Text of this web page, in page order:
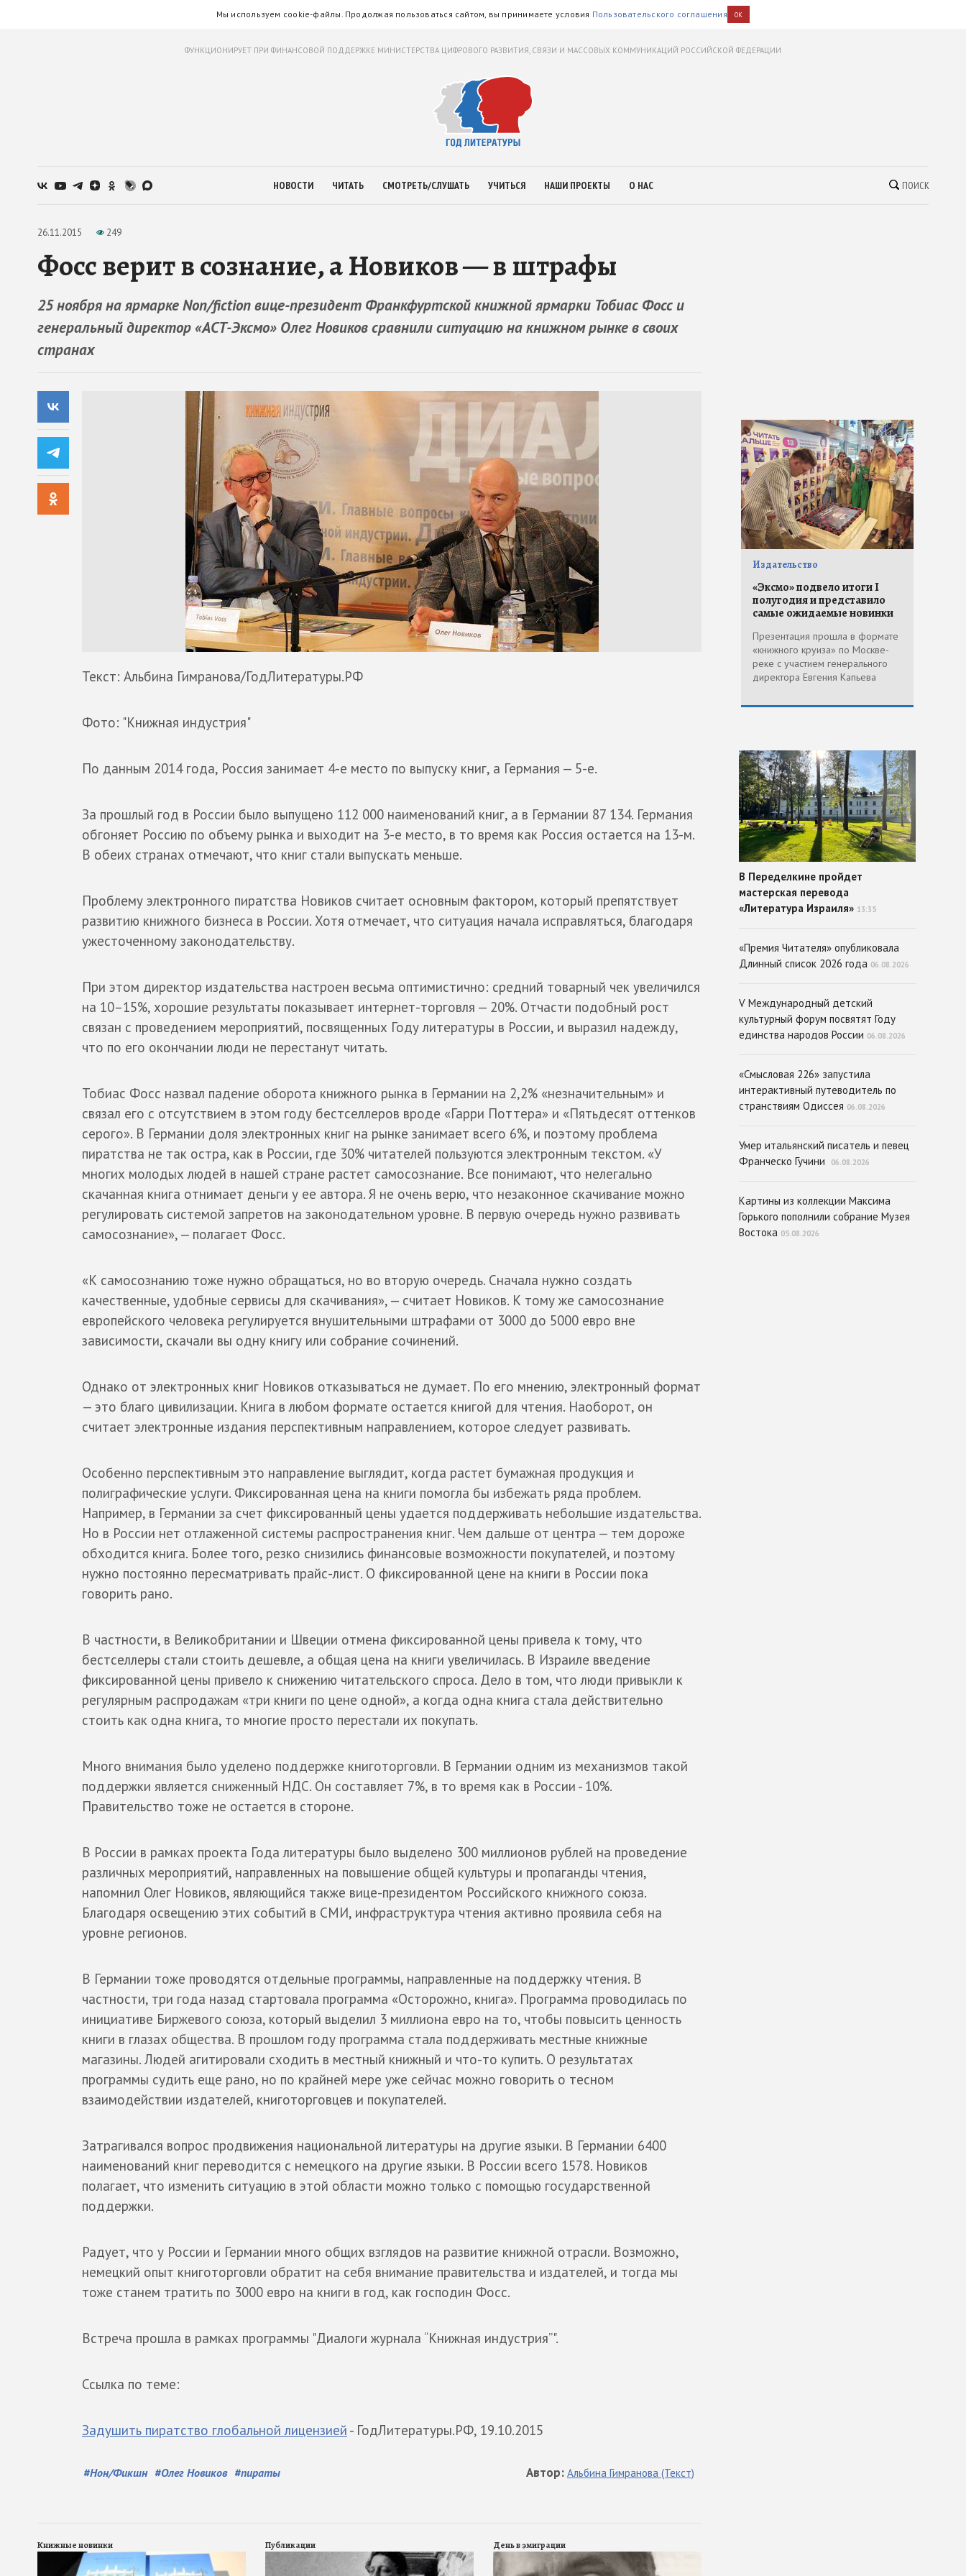
Мы используем cookie-файлы. Продолжая пользоваться сайтом, вы принимаете условия Пользовательского соглашения OK
ФУНКЦИОНИРУЕТ ПРИ ФИНАНСОВОЙ ПОДДЕРЖКЕ МИНИСТЕРСТВА ЦИФРОВОГО РАЗВИТИЯ, СВЯЗИ И МАССОВЫХ КОММУНИКАЦИЙ РОССИЙСКОЙ ФЕДЕРАЦИИ
НОВОСТИ ЧИТАТЬ СМОТРЕТЬ/СЛУШАТЬ УЧИТЬСЯ НАШИ ПРОЕКТЫ О НАС ПОИСК
26.11.2015 249
Фосс верит в сознание, а Новиков — в штрафы
25 ноября на ярмарке Non/fiction вице-президент Франкфуртской книжной ярмарки Тобиас Фосс и
генеральный директор «AСТ-Эксмо» Олег Новиков сравнили ситуацию на книжном рынке в своих
странах
Текст: Альбина Гимранова/ГодЛитературы.РФ
Фото: "Книжная индустрия"
По данным 2014 года, Россия занимает 4-е место по выпуску книг, а Германия — 5-е.
За прошлый год в России было выпущено 112 000 наименований книг, а в Германии 87 134. Германия
обгоняет Россию по объему рынка и выходит на 3-е место, в то время как Россия остается на 13-м.
В обеих странах отмечают, что книг стали выпускать меньше.
Проблему электронного пиратства Новиков считает основным фактором, который препятствует
развитию книжного бизнеса в России. Хотя отмечает, что ситуация начала исправляться, благодаря
ужесточенному законодательству.
При этом директор издательства настроен весьма оптимистично: средний товарный чек увеличился
на 10–15%, хорошие результаты показывает интернет-торговля — 20%. Отчасти подобный рост
связан с проведением мероприятий, посвященных Году литературы в России, и выразил надежду,
что по его окончании люди не перестанут читать.
Тобиас Фосс назвал падение оборота книжного рынка в Германии на 2,2% «незначительным» и
связал его с отсутствием в этом году бестселлеров вроде «Гарри Поттера» и «Пятьдесят оттенков
серого». В Германии доля электронных книг на рынке занимает всего 6%, и поэтому проблема
пиратства не так остра, как в России, где 30% читателей пользуются электронным текстом. «У
многих молодых людей в нашей стране растет самосознание. Все понимают, что нелегально
скачанная книга отнимает деньги у ее автора. Я не очень верю, что незаконное скачивание можно
регулировать системой запретов на законодательном уровне. В первую очередь нужно развивать
самосознание», — полагает Фосс.
«К самосознанию тоже нужно обращаться, но во вторую очередь. Сначала нужно создать
качественные, удобные сервисы для скачивания», — считает Новиков. К тому же самосознание
европейского человека регулируется внушительными штрафами от 3000 до 5000 евро вне
зависимости, скачали вы одну книгу или собрание сочинений.
Однако от электронных книг Новиков отказываться не думает. По его мнению, электронный формат
— это благо цивилизации. Книга в любом формате остается книгой для чтения. Наоборот, он
считает электронные издания перспективным направлением, которое следует развивать.
Особенно перспективным это направление выглядит, когда растет бумажная продукция и
полиграфические услуги. Фиксированная цена на книги помогла бы избежать ряда проблем.
Например, в Германии за счет фиксированный цены удается поддерживать небольшие издательства.
Но в России нет отлаженной системы распространения книг. Чем дальше от центра — тем дороже
обходится книга. Более того, резко снизились финансовые возможности покупателей, и поэтому
нужно постоянно пересматривать прайс-лист. О фиксированной цене на книги в России пока
говорить рано.
В частности, в Великобритании и Швеции отмена фиксированной цены привела к тому, что
бестселлеры стали стоить дешевле, а общая цена на книги увеличилась. В Израиле введение
фиксированной цены привело к снижению читательского спроса. Дело в том, что люди привыкли к
регулярным распродажам «три книги по цене одной», а когда одна книга стала действительно
стоить как одна книга, то многие просто перестали их покупать.
Много внимания было уделено поддержке книготорговли. В Германии одним из механизмов такой
поддержки является сниженный НДС. Он составляет 7%, в то время как в России - 10%.
Правительство тоже не остается в стороне.
В России в рамках проекта Года литературы было выделено 300 миллионов рублей на проведение
различных мероприятий, направленных на повышение общей культуры и пропаганды чтения,
напомнил Олег Новиков, являющийся также вице-президентом Российского книжного союза.
Благодаря освещению этих событий в СМИ, инфраструктура чтения активно проявила себя на
уровне регионов.
В Германии тоже проводятся отдельные программы, направленные на поддержку чтения. В
частности, три года назад стартовала программа «Осторожно, книга». Программа проводилась по
инициативе Биржевого союза, который выделил 3 миллиона евро на то, чтобы повысить ценность
книги в глазах общества. В прошлом году программа стала поддерживать местные книжные
магазины. Людей агитировали сходить в местный книжный и что-то купить. О результатах
программы судить еще рано, но по крайней мере уже сейчас можно говорить о тесном
взаимодействии издателей, книготорговцев и покупателей.
Затрагивался вопрос продвижения национальной литературы на другие языки. В Германии 6400
наименований книг переводится с немецкого на другие языки. В России всего 1578. Новиков
полагает, что изменить ситуацию в этой области можно только с помощью государственной
поддержки.
Радует, что у России и Германии много общих взглядов на развитие книжной отрасли. Возможно,
немецкий опыт книготорговли обратит на себя внимание правительства и издателей, и тогда мы
тоже станем тратить по 3000 евро на книги в год, как господин Фосс.
Встреча прошла в рамках программы "Диалоги журнала “Книжная индустрия”".
Ссылка по теме:
Задушить пиратство глобальной лицензией - ГодЛитературы.РФ, 19.10.2015
#Нон/Фикшн #Олег Новиков #пираты Автор: Альбина Гимранова (Текст)
Книжные новинки Публикации День в эмиграции
Издательство
«Эксмо» подвело итоги I
полугодия и представило
самые ожидаемые новинки
Презентация прошла в формате
«книжного круиза» по Москве-
реке с участием генерального
директора Евгения Капьева
В Переделкине пройдет
мастерская перевода
«Литература Израиля» 13:35
«Премия Читателя» опубликовала
Длинный список 2026 года 06.08.2026
V Международный детский
культурный форум посвятят Году
единства народов России 06.08.2026
«Смысловая 226» запустила
интерактивный путеводитель по
странствиям Одиссея 06.08.2026
Умер итальянский писатель и певец
Франческо Гучини
06.08.2026
Картины из коллекции Максима
Горького пополнили собрание Музея
Востока 05.08.2026